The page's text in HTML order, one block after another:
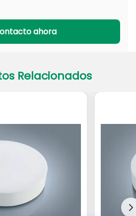
ahora
Relacionados